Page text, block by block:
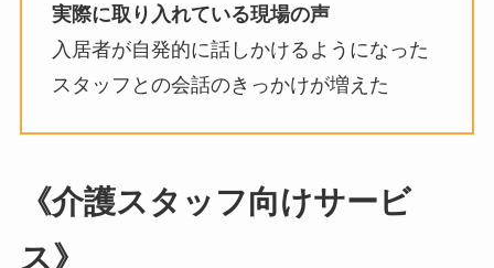
実際に取り入れている現場の声
入居者が自発的に話しかけるようになった
スタッフとの会話のきっかけが増えた
《介護スタッフ向けサービ
ス》